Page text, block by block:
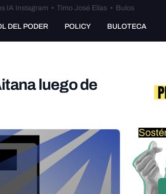
IA Instagram • Timo José Elías• Bulos
DEL PODER POLICY BULOTECA
luego de